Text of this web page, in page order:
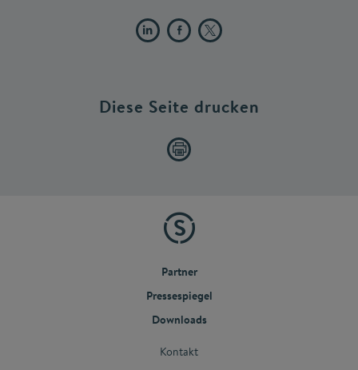
Diese Seite drucken
Partner
Pressespiegel
Downloads
Kontakt